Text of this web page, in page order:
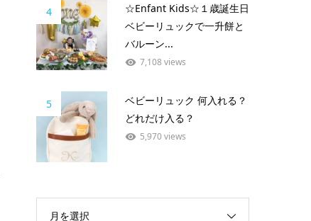
4
☆Enfant Kids☆１歳誕生日
ベビーリュックで一升餅と
バルーン...
7,108 views
5
ベビーリュック 何入れる？
どれだけ入る？
5,970 views
月を選択